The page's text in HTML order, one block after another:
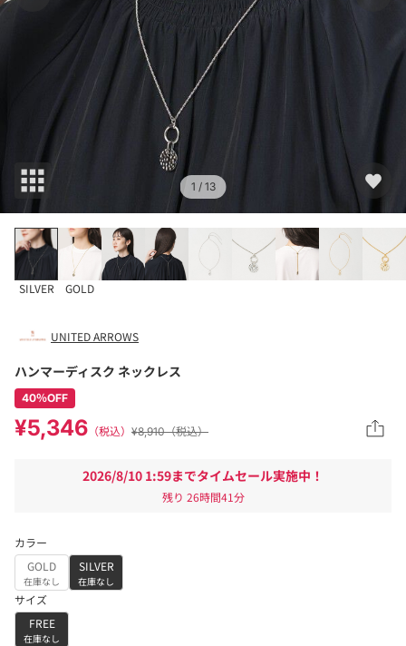
1 / 13
SILVER GOLD
UNITED ARROWS
ハンマーディスク ネックレス
40％OFF
¥5,346 （税込） ¥8,910（税込）
2026/8/10 1:59までタイムセール実施中！
残り 26時間41分
カラー
GOLD
在庫なし
SILVER
在庫なし
サイズ
FREE
在庫なし